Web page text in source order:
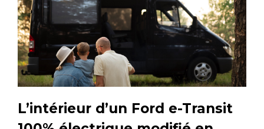
L’intérieur d’un Ford e-Transit